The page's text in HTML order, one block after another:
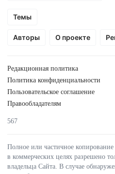
Темы
Авторы О проекте
Редакционная политика
Политика конфиденциальности
Пользовательское соглашение
Правообладателям
567
Полное или частичное копирование
в коммерческих целях разрешено
владельца Сайта. В случае